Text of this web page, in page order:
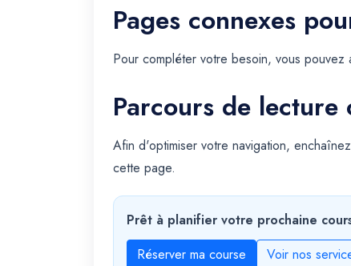
Pages connexes
Pour compléter votre besoin, vous pouvez
Parcours de lecture
Afin d'optimiser votre navigation,
cette page.
Prêt à planifier votre prochaine
Réserver ma course
Voir nos